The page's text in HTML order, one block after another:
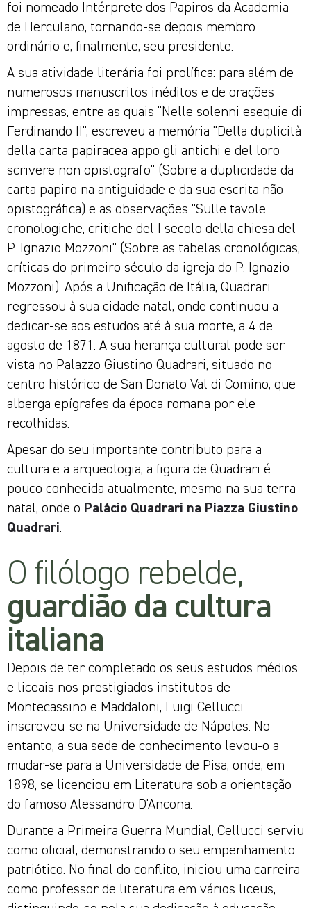
foi nomeado Intérprete dos Papiros da Academia
de Herculano, tornando-se depois membro
ordinário e, finalmente, seu presidente.
A sua atividade literária foi prolífica: para além de
numerosos manuscritos inéditos e de orações
impressas, entre as quais "Nelle solenni esequie di
Ferdinando II", escreveu a memória "Della duplicità
della carta papiracea appo gli antichi e del loro
scrivere non opistografo" (Sobre a duplicidade da
carta papiro na antiguidade e da sua escrita não
opistográfica) e as observações "Sulle tavole
cronologiche, critiche del I secolo della chiesa del
P. Ignazio Mozzoni" (Sobre as tabelas cronológicas,
críticas do primeiro século da igreja do P. Ignazio
Mozzoni). Após a Unificação de Itália, Quadrari
regressou à sua cidade natal, onde continuou a
dedicar-se aos estudos até à sua morte, a 4 de
agosto de 1871. A sua herança cultural pode ser
vista no Palazzo Giustino Quadrari, situado no
centro histórico de San Donato Val di Comino, que
alberga epígrafes da época romana por ele
recolhidas.
Apesar do seu importante contributo para a
cultura e a arqueologia, a figura de Quadrari é
pouco conhecida atualmente, mesmo na sua terra
natal, onde o Palácio Quadrari na Piazza Giustino
Quadrari.
O filólogo rebelde,
guardião da cultura
italiana
Depois de ter completado os seus estudos médios
e liceais nos prestigiados institutos de
Montecassino e Maddaloni, Luigi Cellucci
inscreveu-se na Universidade de Nápoles. No
entanto, a sua sede de conhecimento levou-o a
mudar-se para a Universidade de Pisa, onde, em
1898, se licenciou em Literatura sob a orientação
do famoso Alessandro D'Ancona.
Durante a Primeira Guerra Mundial, Cellucci serviu
como oficial, demonstrando o seu empenhamento
patriótico. No final do conflito, iniciou uma carreira
como professor de literatura em vários liceus,